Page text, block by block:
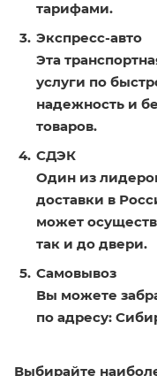
тарифами.
Экспресс-авто
Эта
услуги по
надежность и
товаров.
СДЭК
Один из
доставки в
может
так и до двери.
Самовывоз
Вы можете
по адресу:
Выбирайте